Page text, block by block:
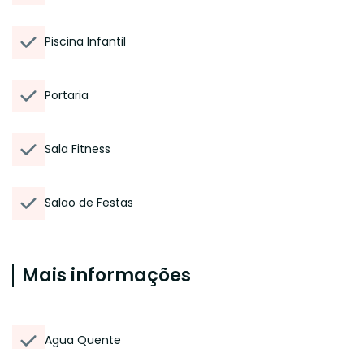
Piscina Infantil
Portaria
Sala Fitness
Salao de Festas
Mais informações
Agua Quente